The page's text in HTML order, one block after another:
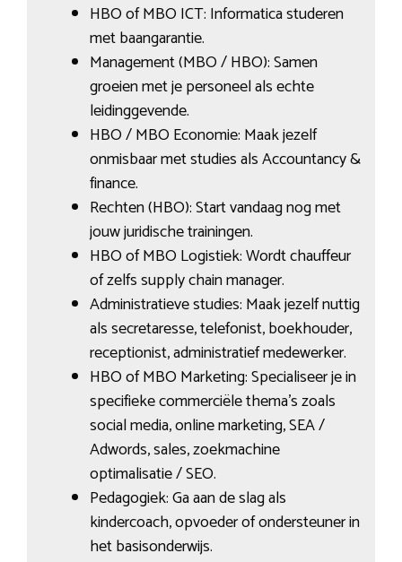
HBO of MBO ICT: Informatica studeren
met baangarantie.
Management (MBO / HBO): Samen
groeien met je personeel als echte
leidinggevende.
HBO / MBO Economie: Maak jezelf
onmisbaar met studies als Accountancy &
finance.
Rechten (HBO): Start vandaag nog met
jouw juridische trainingen.
HBO of MBO Logistiek: Wordt chauffeur
of zelfs supply chain manager.
Administratieve studies: Maak jezelf nuttig
als secretaresse, telefonist, boekhouder,
receptionist, administratief medewerker.
HBO of MBO Marketing: Specialiseer je in
specifieke commerciële thema’s zoals
social media, online marketing, SEA /
Adwords, sales, zoekmachine
optimalisatie / SEO.
Pedagogiek: Ga aan de slag als
kindercoach, opvoeder of ondersteuner in
het basisonderwijs.